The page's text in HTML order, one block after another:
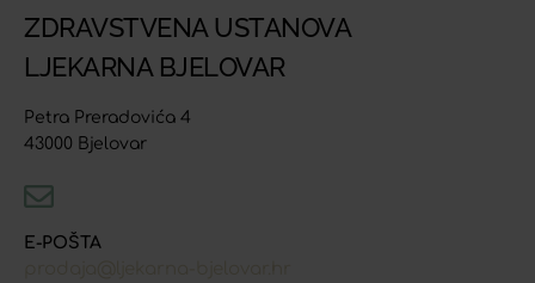
ZDRAVSTVENA USTANOVA
LJEKARNA BJELOVAR
Petra Preradovića 4
43000 Bjelovar
E-POŠTA